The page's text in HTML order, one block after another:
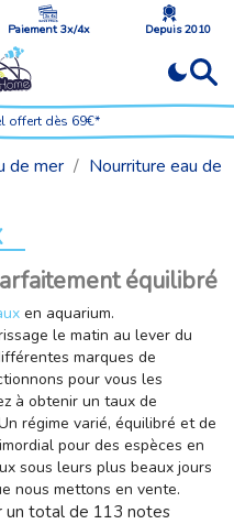
Paiement 3x/4x Depuis 2010
offert dès 69€*
de mer
Nourriture eau de
équilibré
en aquarium.
le matin au lever du
marques de
pour vous les
à obtenir un taux de
régime varié, équilibré et de
pour des espèces en
sous leurs plus beaux jours
nous mettons en vente.
un total de 113 notes